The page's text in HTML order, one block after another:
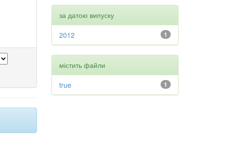
за датою випуску
1
2012
містить файли
1
true